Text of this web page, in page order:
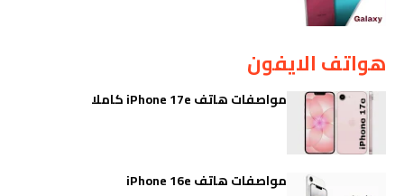
هواتف الايفون
مواصفات هاتف iPhone 17e كاملا
مواصفات هاتف iPhone 16e